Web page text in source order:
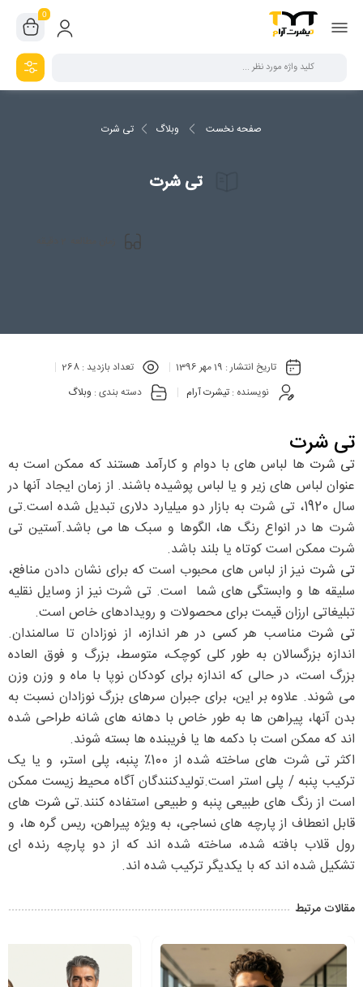
0
صفحه نخست وبلاگ تی شرت
تی شرت
تاریخ انتشار : 19 مهر 1396 تعداد بازدید :268
نویسنده : تیشرت آرام دسته بندی : وبلاگ
تی شرت
تی شرت ها لباس های با دوام و کارآمد هستند که ممکن است به
عنوان لباس های زیر و یا لباس پوشیده باشند. از زمان ایجاد آنها در
سال 1920، تی شرت به بازار دو میلیارد دلاری تبدیل شده است.تی
شرت ها در انواع رنگ ها، الگوها و سبک ها می باشد.آستین تی
شرت ممکن است کوتاه یا بلند باشد.
تی شرت نیز از لباس های محبوب است که برای نشان دادن منافع،
سلیقه ها و وابستگی های شما است. تی شرت نیز از وسایل نقلیه
تبلیغاتی ارزان قیمت برای محصولات و رویدادهای خاص است.
تی شرت مناسب هر کسی در هر اندازه، از نوزادان تا سالمندان.
اندازه بزرگسالان به طور کلی کوچک، متوسط، بزرگ و فوق العاده
بزرگ است، در حالی که اندازه برای کودکان نوپا با ماه و وزن وزن
می شوند. علاوه بر این، برای جبران سرهای بزرگ نوزادان نسبت به
بدن آنها، پیراهن ها به طور خاص با دهانه های شانه طراحی شده
اند که ممکن است با دکمه ها یا فریبنده ها بسته شوند.
اکثر تی شرت های ساخته شده از 100٪ پنبه، پلی استر، و یا یک
ترکیب پنبه / پلی استر است.تولیدکنندگان آگاه محیط زیست ممکن
است از رنگ های طبیعی پنبه و طبیعی استفاده کنند.تی شرت های
قابل انعطاف از پارچه های نساجی، به ویژه پیراهن، ریس گره ها، و
رول قلاب بافته شده، ساخته شده اند که از دو پارچه رنده ای
تشکیل شده اند که با یکدیگر ترکیب شده اند.
مقالات مرتبط